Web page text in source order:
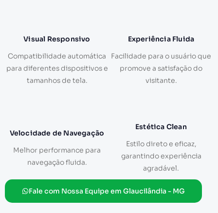
Visual Responsivo
Compatibilidade automática
para diferentes dispositivos e
tamanhos de tela.
Experiência Fluida
Facilidade para o usuário que
promove a satisfação do
visitante.
Velocidade de Navegação
Melhor performance para
navegação fluida.
Estética Clean
Estilo direto e eficaz,
garantindo experiência
agradável.
Fale com Nossa Equipe em Glaucilândia - MG